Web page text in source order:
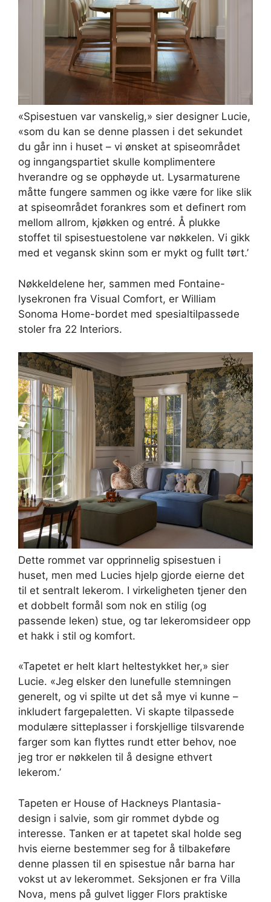
«Spisestuen var vanskelig,» sier designer Lucie,
«som du kan se denne plassen i det sekundet
du går inn i huset – vi ønsket at spiseområdet
og inngangspartiet skulle komplimentere
hverandre og se opphøyde ut. Lysarmaturene
måtte fungere sammen og ikke være for like slik
at spiseområdet forankres som et definert rom
mellom allrom, kjøkken og entré. Å plukke
stoffet til spisestuestolene var nøkkelen. Vi gikk
med et vegansk skinn som er mykt og fullt tørt.’
Nøkkeldelene her, sammen med Fontaine-
lysekronen fra Visual Comfort, er William
Sonoma Home-bordet med spesialtilpassede
stoler fra 22 Interiors.
Dette rommet var opprinnelig spisestuen i
huset, men med Lucies hjelp gjorde eierne det
til et sentralt lekerom. I virkeligheten tjener den
et dobbelt formål som nok en stilig (og
passende leken) stue, og tar lekeromsideer opp
et hakk i stil og komfort.
«Tapetet er helt klart heltestykket her,» sier
Lucie. «Jeg elsker den lunefulle stemningen
generelt, og vi spilte ut det så mye vi kunne –
inkludert fargepaletten. Vi skapte tilpassede
modulære sitteplasser i forskjellige tilsvarende
farger som kan flyttes rundt etter behov, noe
jeg tror er nøkkelen til å designe ethvert
lekerom.’
Tapeten er House of Hackneys Plantasia-
design i salvie, som gir rommet dybde og
interesse. Tanken er at tapetet skal holde seg
hvis eierne bestemmer seg for å tilbakeføre
denne plassen til en spisestue når barna har
vokst ut av lekerommet. Seksjonen er fra Villa
Nova, mens på gulvet ligger Flors praktiske